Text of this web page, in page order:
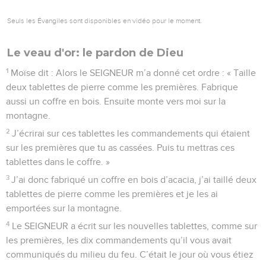
Seuls les Évangiles sont disponibles en vidéo pour le moment.
Le veau d'or: le pardon de Dieu
1 Moïse dit : Alors le SEIGNEUR m’a donné cet ordre : « Taille
deux tablettes de pierre comme les premières. Fabrique
aussi un coffre en bois. Ensuite monte vers moi sur la
montagne.
2 J’écrirai sur ces tablettes les commandements qui étaient
sur les premières que tu as cassées. Puis tu mettras ces
tablettes dans le coffre. »
3 J’ai donc fabriqué un coffre en bois d’acacia, j’ai taillé deux
tablettes de pierre comme les premières et je les ai
emportées sur la montagne.
4 Le SEIGNEUR a écrit sur les nouvelles tablettes, comme sur
les premières, les dix commandements qu’il vous avait
communiqués du milieu du feu. C’était le jour où vous étiez